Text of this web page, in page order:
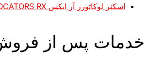
اسکنر لوکاتورز آر ایکس LOCATORS RX
خدمات پس از